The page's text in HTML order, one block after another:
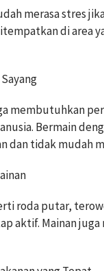
merasa stres
di area
membutuhkan
Bermain
dan tidak mudah
roda putar,
aktif. Mainan